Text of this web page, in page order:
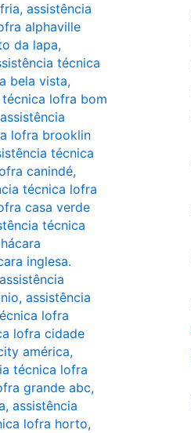
, assistência
alphaville
da lapa,
técnica
bela vista,
lofra bom
assistência
lofra brooklin
técnica
canindé,
técnica lofra
casa verde
técnica
inglesa.
assistência
, assistência
lofra
lofra cidade
américa,
técnica lofra
grande abc,
, assistência
lofra horto,